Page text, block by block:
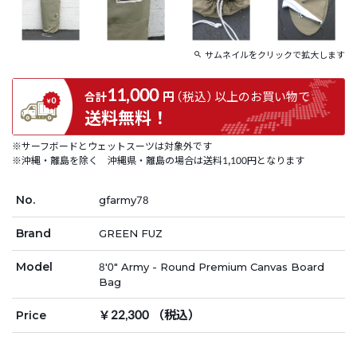
サムネイルをクリックで拡大します
合計11,000 円（税込）以上のお買い物で
送料無料！
※サーフボードとウェットスーツは対象外です
※沖縄・離島を除く 沖縄県・離島の場合は送料1,100円となります
No. gfarmy78
Brand GREEN FUZ
Model
8'0" Army - Round Premium Canvas Board
Bag
Price ￥22,300 （税込）